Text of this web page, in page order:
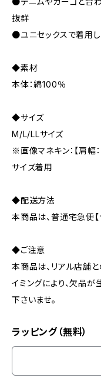
抜群
●ユニセックスで着用
◆素材
本体：綿100％
◆サイズ
M/L/LLサイズ
※画像マネキン：【肩
サイズ着用
◆配送方法
本商品は、普通宅急便【
◆ご注意
本商品は、リアル店舗
イミングにより、欠品
下さいませ。
ラッピング（無料）